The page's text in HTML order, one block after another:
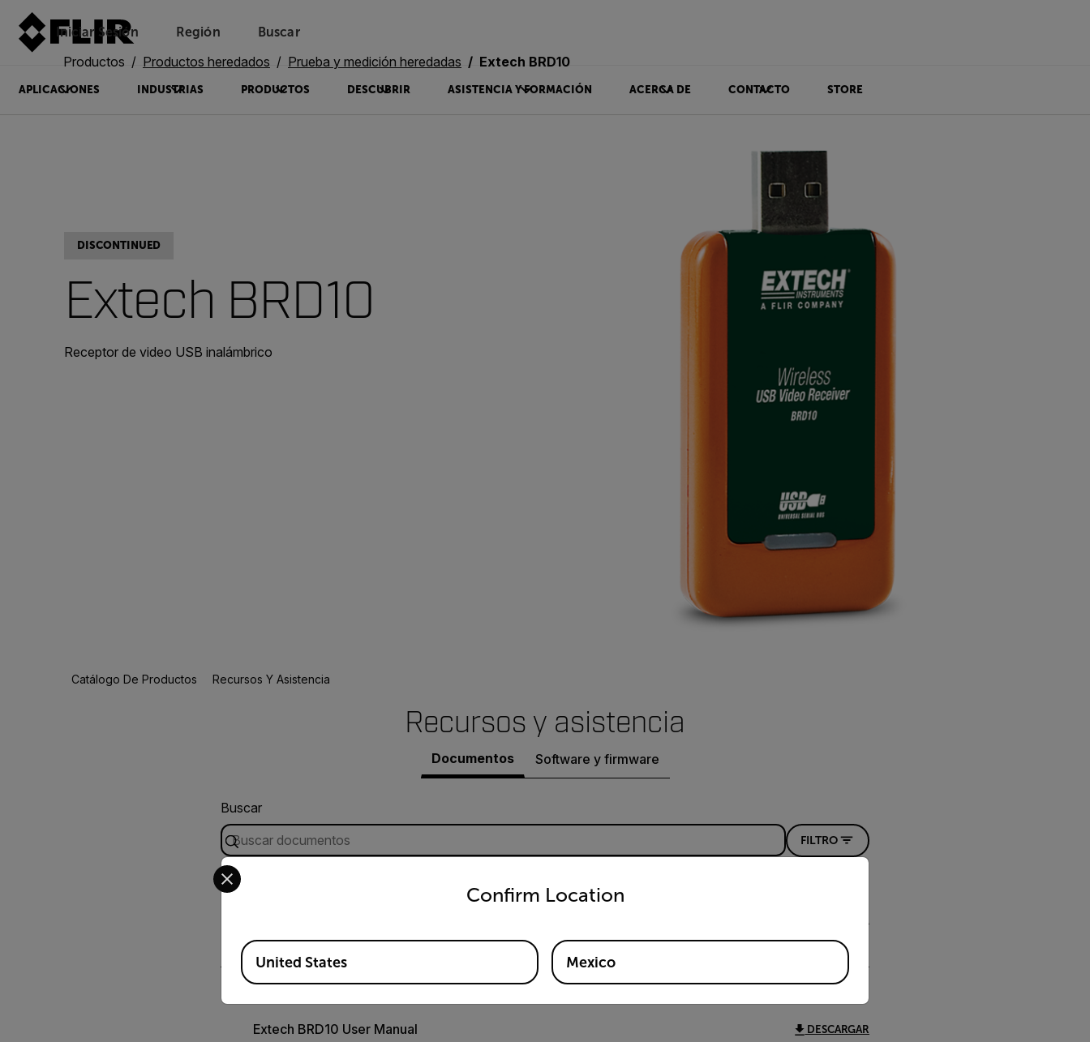
Iniciar Sesión Región Buscar
APLICACIONES INDUSTRIAS PRODUCTOS DESCUBRIR ASISTENCIA Y FORMACIÓN ACERCA DE CONTACTO STORE
Productos Productos heredados Prueba y medición heredadas Extech BRD10
DISCONTINUED
Extech BRD10
Receptor de video USB inalámbrico
Catálogo De Productos Recursos Y Asistencia
Recursos y asistencia
Documentos Software y firmware
Buscar
FILTRO
Extech BRD10 User Manual DESCARGAR
Confirm Location
Select your preferred country and language from the options below to access the appropriate version of our website.
Available Locations
United States Mexico